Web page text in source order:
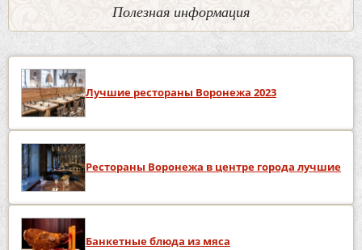
Полезная информация
Лучшие рестораны Воронежа 2023
Рестораны Воронежа в центре города лучшие
Банкетные блюда из мяса